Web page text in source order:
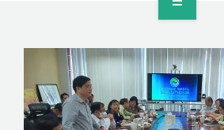
GREEN SOLUTIONS